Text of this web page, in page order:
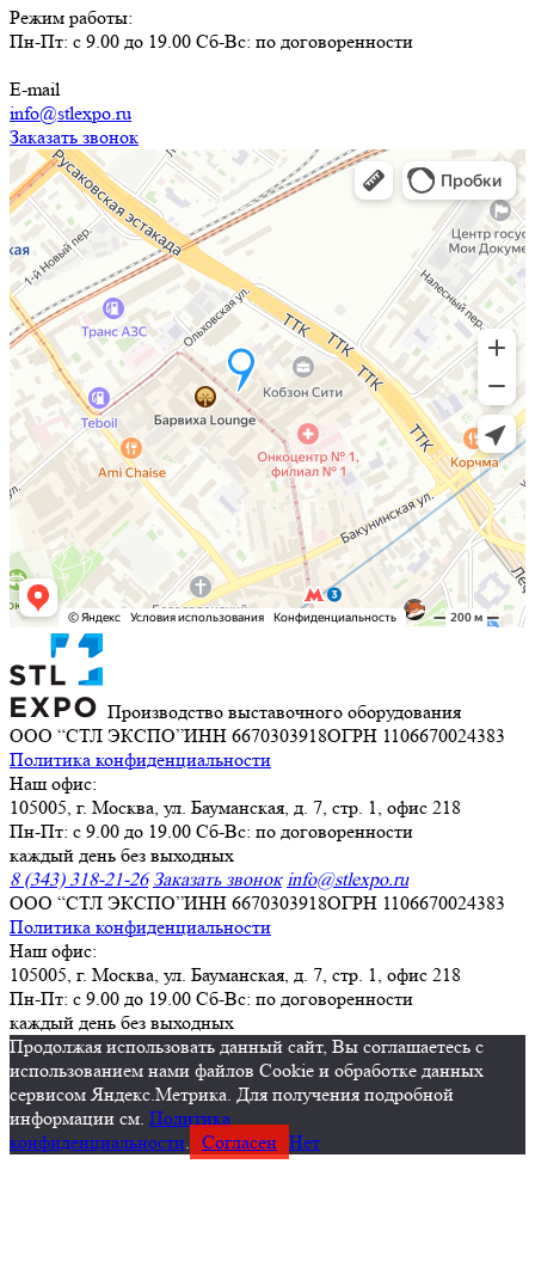
Режим работы:
Пн-Пт: с 9.00 до 19.00 Сб-Вс: по договоренности
E-mail
info@stlexpo.ru
Заказать звонок
Производство выставочного оборудования
ООО “СТЛ ЭКСПО”ИНН 6670303918ОГРН 1106670024383
Политика конфиденциальности
Наш офис:
105005, г. Москва, ул. Бауманская, д. 7, стр. 1, офис 218
Пн-Пт: с 9.00 до 19.00 Сб-Вс: по договоренности
каждый день без выходных
8 (343) 318-21-26 Заказать звонок info@stlexpo.ru
ООО “СТЛ ЭКСПО”ИНН 6670303918ОГРН 1106670024383
Политика конфиденциальности
Наш офис:
105005, г. Москва, ул. Бауманская, д. 7, стр. 1, офис 218
Пн-Пт: с 9.00 до 19.00 Сб-Вс: по договоренности
каждый день без выходных
Продолжая использовать данный сайт, Вы соглашаетесь с
использованием нами файлов Cookie и обработке данных
сервисом Яндекс.Метрика. Для получения подробной
информации см. Политика
конфиденциальности. Согласен Нет